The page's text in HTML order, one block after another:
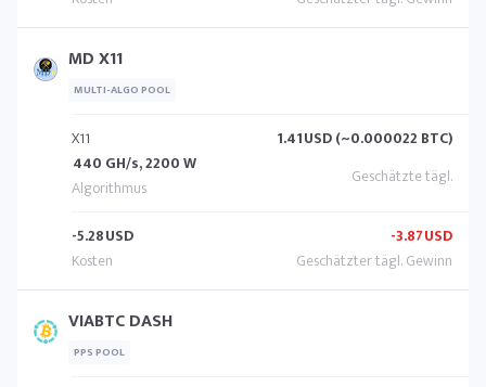
MD X11
MULTI-ALGO POOL
X11
440 GH/s, 2200 W
1.41USD (~0.000022 BTC)
-5.28USD -3.87USD
VIABTC DASH
PPS POOL